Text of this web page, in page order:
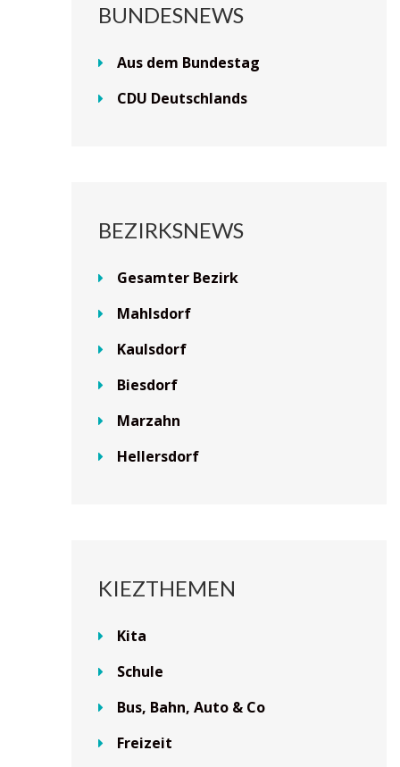
BUNDESNEWS
Aus dem Bundestag
CDU Deutschlands
BEZIRKSNEWS
Gesamter Bezirk
Mahlsdorf
Kaulsdorf
Biesdorf
Marzahn
Hellersdorf
KIEZTHEMEN
Kita
Schule
Bus, Bahn, Auto & Co
Freizeit